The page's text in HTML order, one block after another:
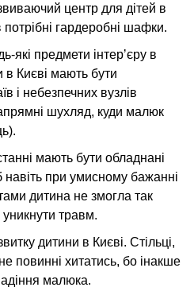
центр для дітей в
потрібні гардеробні шафки.
які предмети інтерʼєру в
в Києві мають бути
і небезпечних вузлів
шухляд, куди малюк
мають бути обладнані
при умисному бажанні
дитина не змогла так
травм.
дитини в Києві. Стільці,
повинні хитатись, бо інакше
малюка.